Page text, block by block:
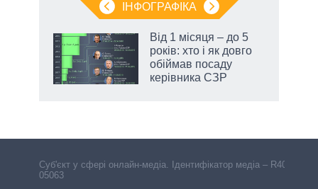
ІНФОГРАФІКА
Від 1 місяця – до 5
років: хто і як довго
обіймав посаду
керівника СЗР
Cуб'єкт у сфері онлайн-медіа. Ідентифікатор медіа – R40-
05063